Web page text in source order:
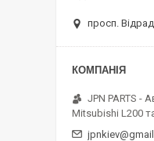
просп.
JPN PARTS -
Mitsubishi L200